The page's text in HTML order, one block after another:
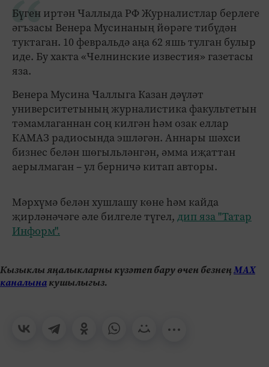
Бүген иртән Чаллыда РФ Журналистлар берлеге
әгъзасы Венера Мусинаның йөрәге тибүдән
туктаган. 10 февральдә аңа 62 яшь тулган булыр
иде. Бу хакта «Челнинские известия» газетасы
яза.
Венера Мусина Чаллыга Казан дәүләт
университетының журналистика факультетын
тәмамлаганнан соң килгән һәм озак еллар
КАМАЗ радиосында эшләгән. Аннары шәхси
бизнес белән шөгыльләнгән, әмма иҗаттан
аерылмаган – ул берничә китап авторы.
Мәрхүмә белән хушлашу көне һәм кайда
җирләнәчәге әле билгеле түгел, дип яза "Татар
Информ".
Кызыклы яңалыкларны күзәтеп бару өчен безнеңМАХ
каналынакушылыгыз.